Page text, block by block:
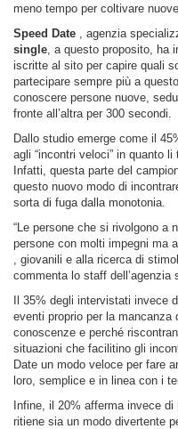
meno tempo per coltivare
Speed Date , agenzia
single, a questo proposito, ha
iscritte al sito per capire quali
partecipare sempre più a
conoscere persone nuove,
fronte all’altra per 300 secondi.
Dallo studio emerge come il
agli “incontri veloci” in quanto
Infatti, questa parte del
questo nuovo modo di
sorta di fuga dalla monotonia.
“Le persone che si rivolgono a
persone con molti impegni ma
, giovanili e alla ricerca di
commenta lo staff
Il 35% degli intervistati invece
eventi proprio per la mancanza
conoscenze e perché
situazioni che facilitino gli
Date un modo veloce per fare
loro, semplice e in linea con i
Infine, il 20% afferma invece
ritiene sia un modo divertente